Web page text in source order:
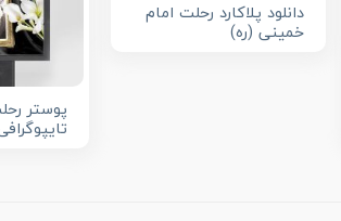
دانلود پلاکارد رحلت امام
خمینی (ره)
پوستر